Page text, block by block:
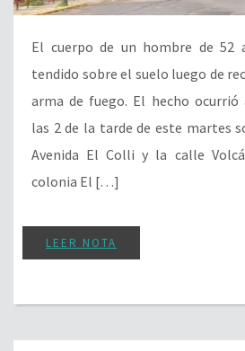
El cuerpo de un hombre de 52
tendido sobre el suelo luego de
arma de fuego. El hecho ocurrió
las 2 de la tarde de este martes
Avenida El Colli y la calle
colonia El […]
LEER NOTA